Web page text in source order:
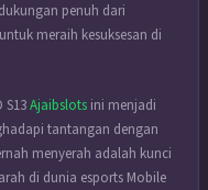
penuh dari
meraih kesuksesan di
S13Ajaibslots ini menjadi
tantangan dengan
menyerah adalah kunci
di dunia esports Mobile